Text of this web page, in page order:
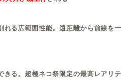
れる広範囲性能。遠距離から前線を一
きる。超極ネコ祭限定の最高レアリテ